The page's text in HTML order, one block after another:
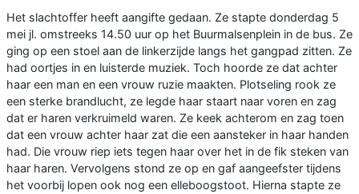
Het slachtoffer heeft aangifte gedaan. Ze stapte donderdag 5
mei jl. omstreeks 14.50 uur op het Buurmalsenplein in de bus. Ze
ging op een stoel aan de linkerzijde langs het gangpad zitten. Ze
had oortjes in en luisterde muziek. Toch hoorde ze dat achter
haar een man en een vrouw ruzie maakten. Plotseling rook ze
een sterke brandlucht, ze legde haar staart naar voren en zag
dat er haren verkruimeld waren. Ze keek achterom en zag toen
dat een vrouw achter haar zat die een aansteker in haar handen
had. Die vrouw riep iets tegen haar over het in de fik steken van
haar haren. Vervolgens stond ze op en gaf aangeefster tijdens
het voorbij lopen ook nog een elleboogstoot. Hierna stapte ze